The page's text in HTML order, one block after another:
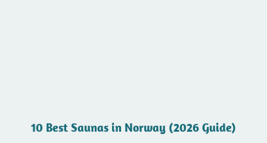
10 Best Saunas in Norway (2026 Guide)